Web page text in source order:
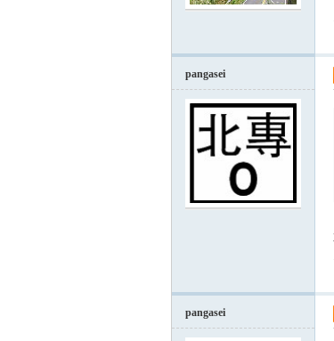
pangasei
pangasei